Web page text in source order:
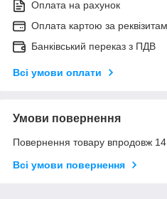
Оплата на рахунок
Оплата картою за
Банківський переказ з ПДВ
Всі умови оплати
Умови повернення
Повернення товару впродовж 14
Всі умови повернення